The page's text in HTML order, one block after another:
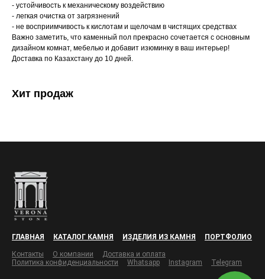
- устойчивость к механическому воздействию
- легкая очистка от загрязнений
- не восприимчивость к кислотам и щелочам в чистящих средствах
Важно заметить, что каменный пол прекрасно сочетается с основным
дизайном комнат, мебелью и добавит изюминку в ваш интерьер!
Доставка по Казахстану до 10 дней.
Хит продаж
ГЛАВНАЯ КАТАЛОГ КАМНЯ ИЗДЕЛИЯ ИЗ КАМНЯ ПОРТФОЛИО
Контакты О компании
Доставка и оплата
Политика конфиденциальности
Whatsapp Instagram Telegram